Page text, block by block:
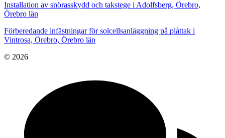
Installation av snörasskydd och takstege i Adolfsberg, Örebro,
Örebro län
Förberedande infästningar för solcellsanläggning på plåttak i
Vintrosa, Örebro, Örebro län
© 2026